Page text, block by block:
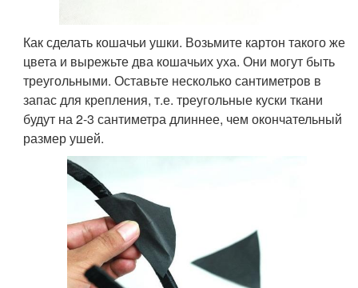
Как сделать кошачьи ушки. Возьмите картон такого же
цвета и вырежьте два кошачьих уха. Они могут быть
треугольными. Оставьте несколько сантиметров в
запас для крепления, т.е. треугольные куски ткани
будут на 2-3 сантиметра длиннее, чем окончательный
размер ушей.